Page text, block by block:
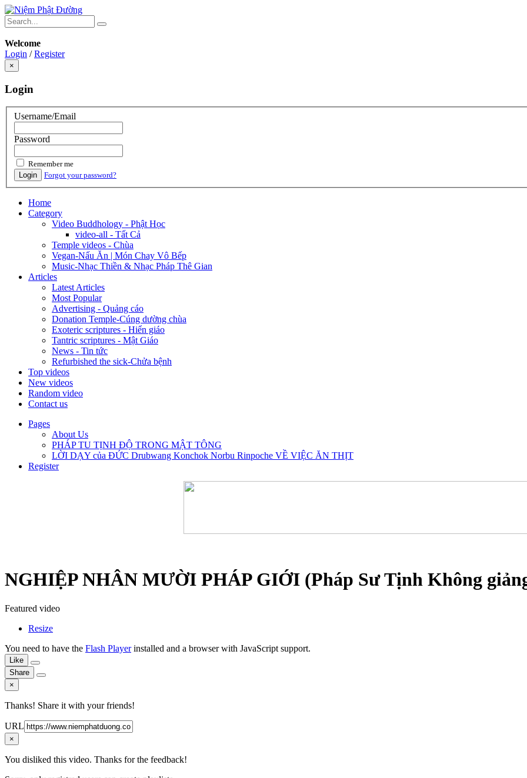
Welcome
Login /Register
×
Login
Username/Email
Password
Remember me
Login
Forgot your password?
Home
Category
Video Buddhology - Phật Học
video-all - Tất Cả
Temple videos - Chùa
Vegan-Nấu Ăn | Món Chay Vô Bếp
Music-Nhạc Thiền & Nhạc Pháp Thê Gian
Articles
Latest Articles
Most Popular
Advertising - Quảng cáo
Donation Temple-Cúng dường chùa
Exoteric scriptures - Hiển giáo
Tantric scriptures - Mật Giáo
News - Tin tức
Refurbished the sick-Chửa bệnh
Top videos
New videos
Random video
Contact us
Pages
About Us
PHÁP TU TỊNH ĐỘ TRONG MẬT TÔNG
LỜI DẠY của ĐỨC Drubwang Konchok Norbu Rinpoche VỀ VIỆC ĂN THỊT
Register
NGHIỆP NHÂN MƯỜI PHÁP GIỚI (Pháp Sư Tịnh Không
Featured video
Resize
You need to have the Flash Playerinstalled and a browser with JavaScript support.
Like
Share
×
Thanks! Share it with your friends!
URL
×
You disliked this video. Thanks for the feedback!